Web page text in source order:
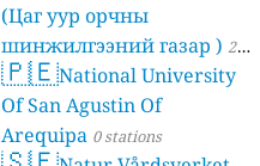
(Цаг уур орчны
шинжилгээний газар ) 21
stations
🇵🇪National University
Of San Agustin Of
Arequipa 0 stations